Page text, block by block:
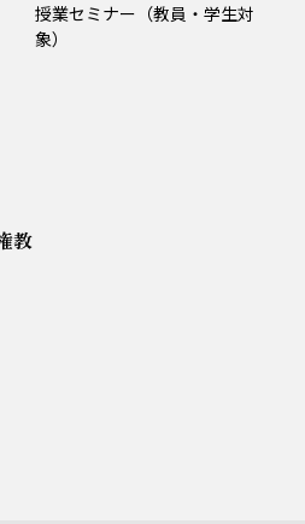
･人権教育全体計画
授業セミナー（教員・学生対
象）
教